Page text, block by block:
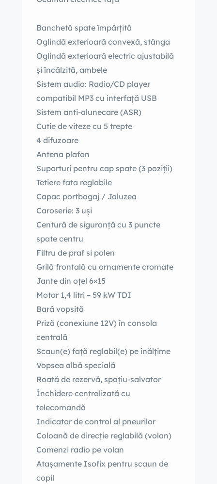
Banchetă spate împărțită
Oglindă exterioară convexă, stânga
Oglindă exterioară electric ajustabilă
și încălzită, ambele
Sistem audio: Radio/CD player
compatibil MP3 cu interfață USB
Sistem anti-alunecare (ASR)
Cutie de viteze cu 5 trepte
4 difuzoare
Antena plafon
Suporturi pentru cap spate (3 poziții)
Tetiere fata reglabile
Capac portbagaj / Jaluzea
Caroserie: 3 uși
Centură de siguranță cu 3 puncte
spate centru
Filtru de praf si polen
Grilă frontală cu ornamente cromate
Jante din oțel 6×15
Motor 1,4 litri – 59 kW TDI
Bară vopsită
Priză (conexiune 12V) în consola
centrală
Scaun(e) față reglabil(e) pe înălțime
Vopsea albă specială
Roată de rezervă, spațiu-salvator
Închidere centralizată cu
telecomandă
Indicator de control al pneurilor
Coloană de direcție reglabilă (volan)
Comenzi radio pe volan
Atașamente Isofix pentru scaun de
copil